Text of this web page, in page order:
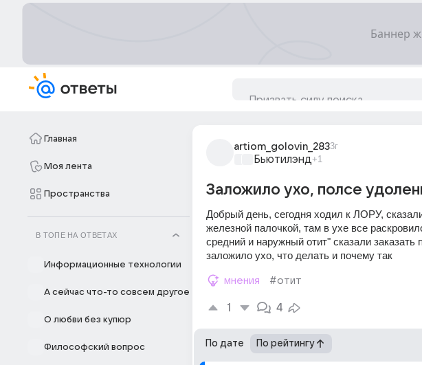
Главная
Моя лента
Пространства
В ТОПЕ НА ОТВЕТАХ
Информационные технологии
А сейчас что-то совсем другое
О любви без купюр
Философский вопрос
artiom_golovin_2833г
Бьютилэнд+1
Заложило ухо, полсе
Добрый день, сегодня ходил к ЛОРУ,
железной палочкой, там в ухе все
средний и наружный отит" сказали
заложило ухо, что делать и почему так
мнения #отит
1 4
По дате По рейтингу